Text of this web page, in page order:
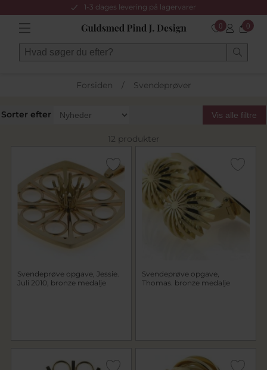
1-3 dages levering på lagervarer
0 0
Forsiden / Svendeprøver
Sorter efter Vis alle filtre
12 produkter
Svendeprøve opgave, Jessie.
Juli 2010, bronze medalje
Svendeprøve opgave,
Thomas. bronze medalje